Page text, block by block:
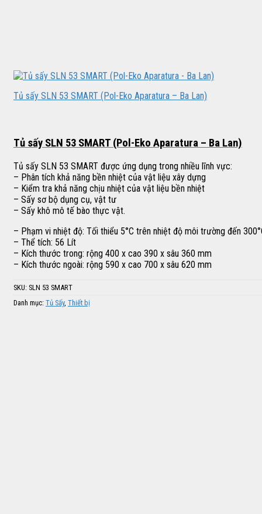
Tủ sấy SLN 53 SMART (Pol-Eko Aparatura – Ba Lan)
Tủ sấy SLN 53 SMART (Pol-Eko Aparatura – Ba Lan)
Tủ sấy SLN 53 SMART được ứng dụng trong nhiều lĩnh vực:
– Phân tích khả năng bền nhiệt của vật liệu xây dựng
– Kiểm tra khả năng chịu nhiệt của vật liệu bền nhiệt
– Sấy sơ bộ dụng cụ, vật tư
– Sấy khô mô tế bào thực vật.
– Phạm vi nhiệt độ: Tối thiểu 5°C trên nhiệt độ môi trường đến
– Thể tích: 56 Lít
– Kích thước trong: rộng 400 x cao 390 x sâu 360 mm
– Kích thước ngoài: rộng 590 x cao 700 x sâu 620 mm
SKU: SLN 53 SMART
Danh mục: Tủ Sấy, Thiết bị